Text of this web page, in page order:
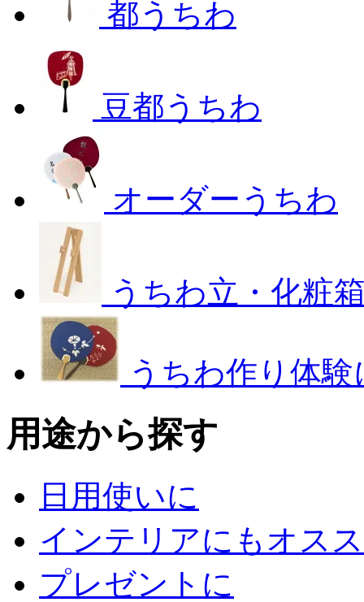
都うちわ
豆都うちわ
オーダーうちわ
うちわ立・化粧
うちわ作り体
用途から探す
日用使いに
インテリアにもオス
プレゼントに